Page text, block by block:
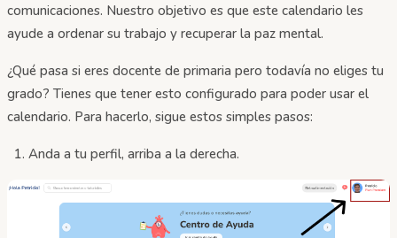
comunicaciones. Nuestro objetivo es que este calendario les
ayude a ordenar su trabajo y recuperar la paz mental.
¿Qué pasa si eres docente de primaria pero todavía no eliges tu
grado? Tienes que tener esto configurado para poder usar el
calendario. Para hacerlo, sigue estos simples pasos:
Anda a tu perfil, arriba a la derecha.